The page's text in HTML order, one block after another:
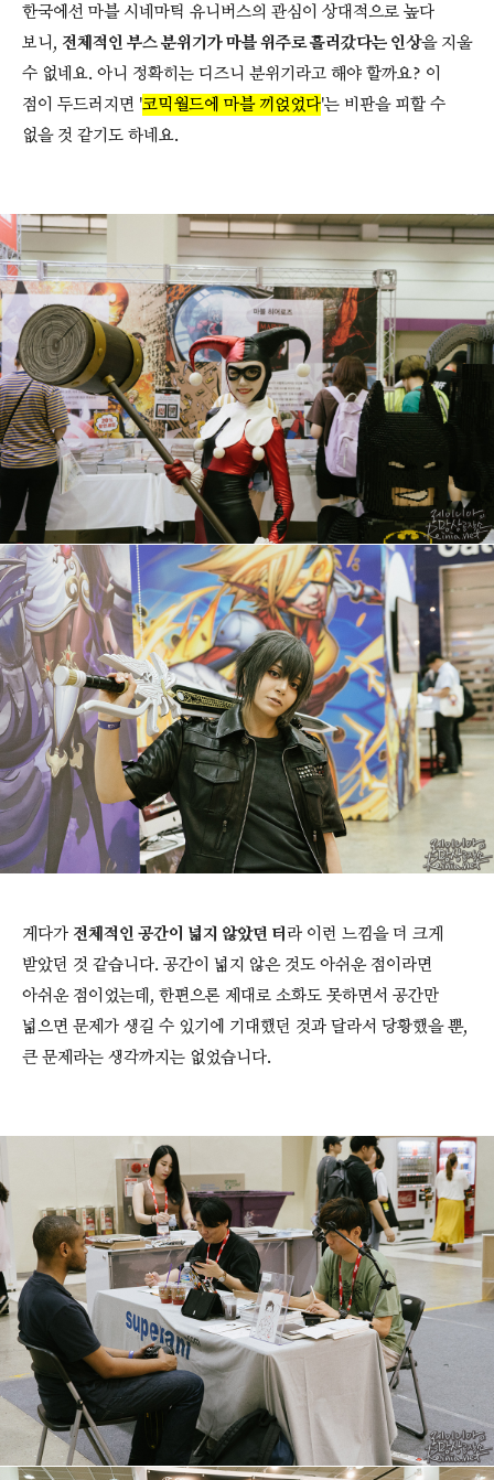
한국에선 마블 시네마틱 유니버스의 관심이 상대적으로 높다
보니, 전체적인 부스 분위기가 마블 위주로 흘러갔다는 인상을 지울
수 없네요. 아니 정확히는 디즈니 분위기라고 해야 할까요? 이
점이 두드러지면 '코믹월드에 마블 끼얹었다'는 비판을 피할 수
없을 것 같기도 하네요.
게다가 전체적인 공간이 넓지 않았던 터라 이런 느낌을 더 크게
받았던 것 같습니다. 공간이 넓지 않은 것도 아쉬운 점이라면
아쉬운 점이었는데, 한편으론 제대로 소화도 못하면서 공간만
넓으면 문제가 생길 수 있기에 기대했던 것과 달라서 당황했을 뿐,
큰 문제라는 생각까지는 없었습니다.